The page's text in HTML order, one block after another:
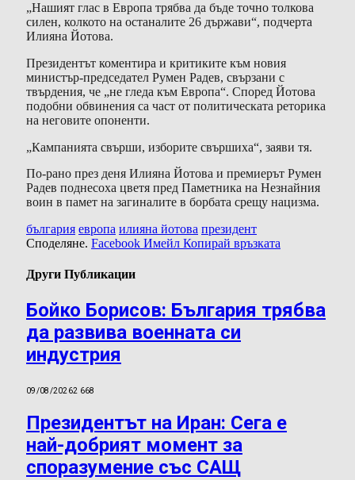
„Нашият глас в Европа трябва да бъде точно толкова
силен, колкото на останалите 26 държави“, подчерта
Илияна Йотова.
Президентът коментира и критиките към новия
министър-председател Румен Радев, свързани с
твърдения, че „не гледа към Европа“. Според Йотова
подобни обвинения са част от политическата реторика
на неговите опоненти.
„Кампанията свърши, изборите свършиха“, заяви тя.
По-рано през деня Илияна Йотова и премиерът Румен
Радев поднесоха цветя пред Паметника на Незнайния
воин в памет на загиналите в борбата срещу нацизма.
българия европа илияна йотова президент
Споделяне. Facebook Имейл Копирай връзката
Други Публикации
Бойко Борисов: България трябва
да развива военната си
индустрия
09/08/20262 668
Президентът на Иран: Сега е
най-добрият момент за
споразумение със САЩ